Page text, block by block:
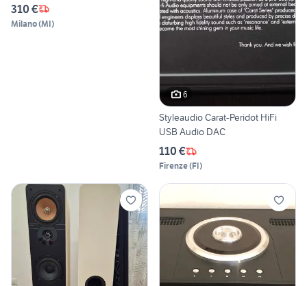
310 €
Milano(MI)
6
Styleaudio Carat-Peridot HiFi
USB Audio DAC
110 €
Firenze(FI)